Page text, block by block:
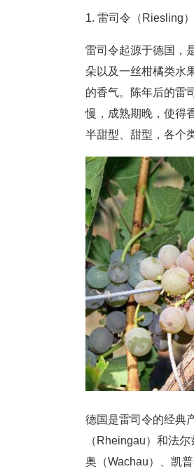
1. 雷司令（Riesling）
雷司令起源于德国，
朵以及一丝柑橘类水
的香气。陈年后的雷
慢，成熟期晚，使得
半甜型、甜型，各个
德国是雷司令的经典
（Rheingau）和法
奥（Wachau）、凯